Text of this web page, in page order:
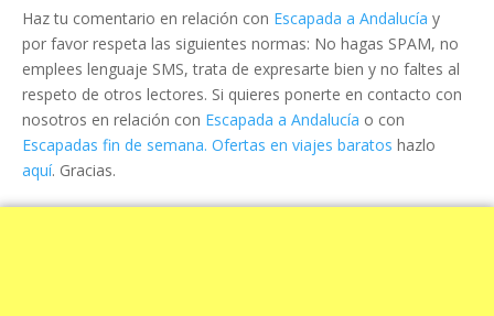
Haz tu comentario en relación con Escapada a Andalucía y
por favor respeta las siguientes normas: No hagas SPAM, no
emplees lenguaje SMS, trata de expresarte bien y no faltes al
respeto de otros lectores. Si quieres ponerte en contacto con
nosotros en relación con Escapada a Andalucía o con
Escapadas fin de semana. Ofertas en viajes baratos hazlo
aquí. Gracias.